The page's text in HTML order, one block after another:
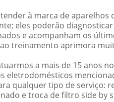
à marca de
eles poderão
e acompanham os
treinamento aprimora
a mais de 15 anos
eletrodomésticos
qualquer tipo de serviço:
e troca de filtro side by